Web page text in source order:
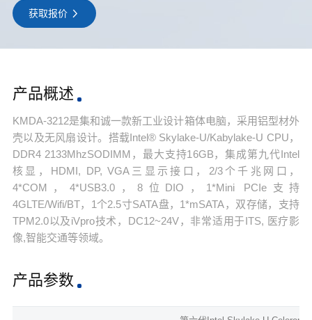
获取报价
产品概述
KMDA-3212是集和诚一款新工业设计箱体电脑，采用铝型材外
壳以及无风扇设计。搭载Intel® Skylake-U/Kabylake-U CPU，
DDR4 2133MhzSODIMM，最大支持16GB，集成第九代Intel
核显，HDMI, DP, VGA三显示接口，2/3个千兆网口，
4*COM，4*USB3.0，8位DIO，1*Mini PCIe支持
4GLTE/Wifi/BT，1个2.5寸SATA盘，1*mSATA，双存储，支持
TPM2.0以及iVpro技术，DC12~24V，非常适用于ITS, 医疗影
像,智能交通等领域。
产品参数